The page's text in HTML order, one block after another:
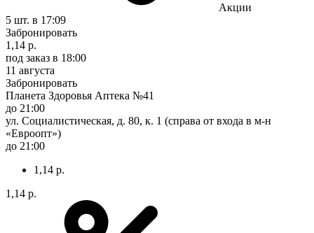
Акции
5 шт. в 17:09
Забронировать
1,14 р.
под заказ в 18:00
11 августа
Забронировать
Планета Здоровья Аптека №41
до 21:00
ул. Социалистическая, д. 80, к. 1 (справа от входа в м-н
«Евроопт»)
до 21:00
1,14 р.
1,14 р.